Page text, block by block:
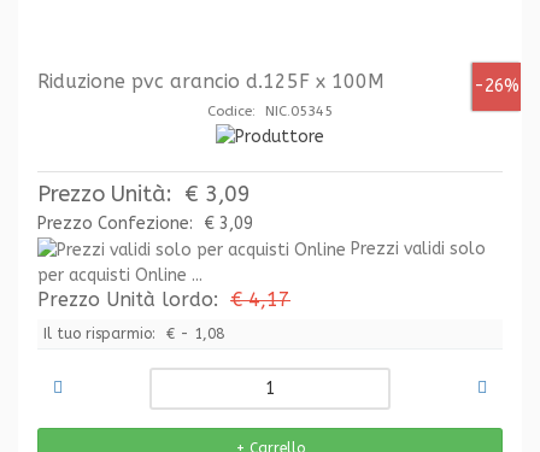
-26%
Riduzione pvc arancio d.125F x 100M
Codice: NIC.05345
Prezzo Unità: € 3,09
Prezzo Confezione:
€ 3,09
Prezzi validi solo
per acquisti Online ...
Prezzo Unità lordo: € 4,17
Il tuo risparmio: € - 1,08